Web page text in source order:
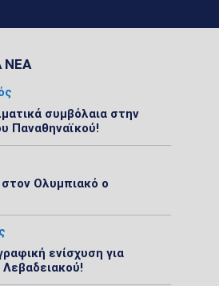
ΝΕΑ
συμβόλαια στην
Παναθηναϊκού!
Ολυμπιακό ο
ενίσχυση για